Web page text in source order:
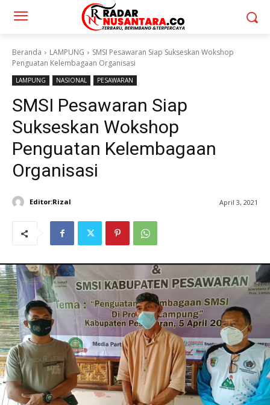
Beranda LAMPUNG
SMSI Pesawaran Siap Sukseskan Wokshop
Penguatan Kelembagaan Organisasi
LAMPUNG NASIONAL PESAWARAN
SMSI Pesawaran Siap
Sukseskan Wokshop
Penguatan Kelembagaan
Organisasi
Editor:Rizal April 3, 2021